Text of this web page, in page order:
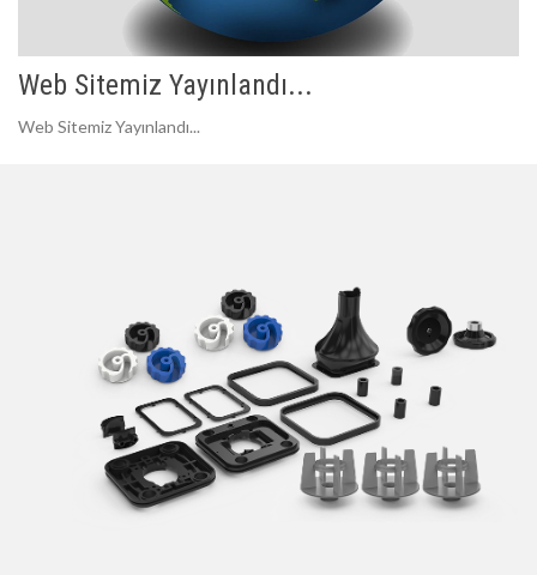
Web Sitemiz Yayınlandı...
Web Sitemiz Yayınlandı...